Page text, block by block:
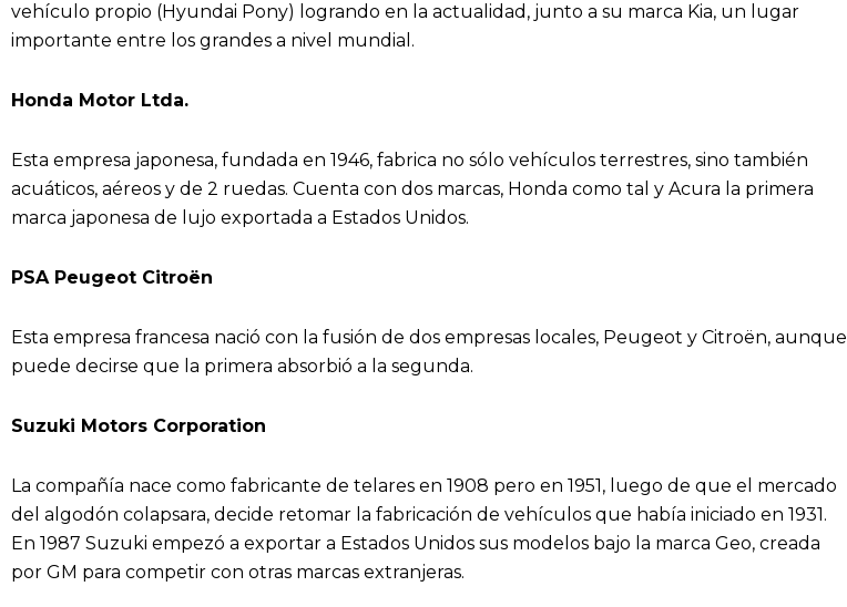
vehículo propio (Hyundai Pony) logrando en la actualidad, junto a su marca Kia, un lugar
importante entre los grandes a nivel mundial.
Honda Motor Ltda.
Esta empresa japonesa, fundada en 1946, fabrica no sólo vehículos terrestres, sino también
acuáticos, aéreos y de 2 ruedas. Cuenta con dos marcas, Honda como tal y Acura la primera
marca japonesa de lujo exportada a Estados Unidos.
PSA Peugeot Citroën
Esta empresa francesa nació con la fusión de dos empresas locales, Peugeot y Citroën, aunque
puede decirse que la primera absorbió a la segunda.
Suzuki Motors Corporation
La compañía nace como fabricante de telares en 1908 pero en 1951, luego de que el mercado
del algodón colapsara, decide retomar la fabricación de vehículos que había iniciado en 1931.
En 1987 Suzuki empezó a exportar a Estados Unidos sus modelos bajo la marca Geo, creada
por GM para competir con otras marcas extranjeras.